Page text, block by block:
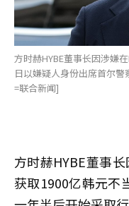
方时赫HYBE董事长因涉嫌
日以嫌疑人身份出席首尔
=联合新闻]
方时赫HYBE董事
获取1900亿韩元不